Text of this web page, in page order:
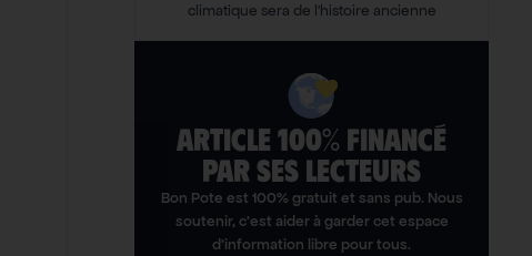
climatique sera de l’histoire ancienne
ARTICLE 100% FINANCÉ
PAR SES LECTEURS​
Bon Pote est 100% gratuit et sans pub. Nous
soutenir, c’est aider à garder cet espace
d’information libre pour tous.